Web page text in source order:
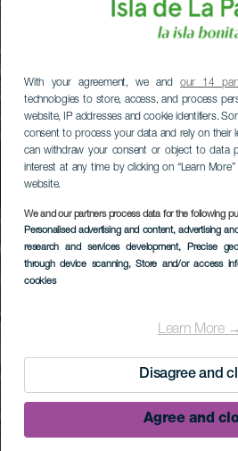
With your agreement, we andour 14
technologies to store, access, and process
website, IP addresses and cookie identifiers.
consent to process your data and rely on their
can withdraw your consent or object to data
interest at any time by clicking on “Learn
website.
We and our partners process data for the following
Personalised advertising and content, advertising
research and services development, Precise
through device scanning, Store and/or access
cookies
Learn More
Disagree and
Agree and